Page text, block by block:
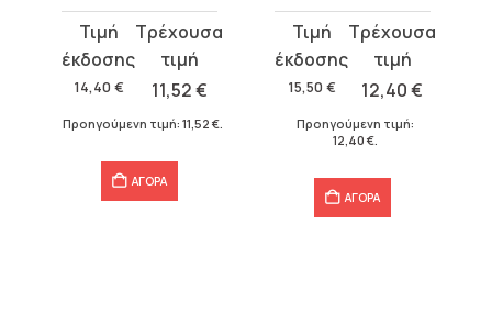
14,40 €
Original
price
was:
14,40 €.
11,52€
τρέχουσα
τιμή
Προηγούμενη τιμή: 11,52 €.
ΑΓΟΡΑ
15,50 €
Original
price
was:
12,40€
τρέχουσα
τιμή
12,40 €.
Προηγούμενη τιμή:
12,40 €
ΑΓΟΡΑ